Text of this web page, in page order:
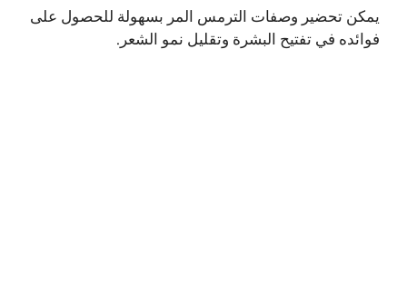
يمكن تحضير وصفات الترمس المر بسهولة للحصول على
فوائده في تفتيح البشرة وتقليل نمو الشعر.